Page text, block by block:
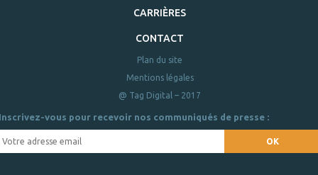
CARRIÈRES
CONTACT
Plan du site
Mentions légales
@ Tag Digital – 2017
vous pour recevoir nos communiqués de presse :